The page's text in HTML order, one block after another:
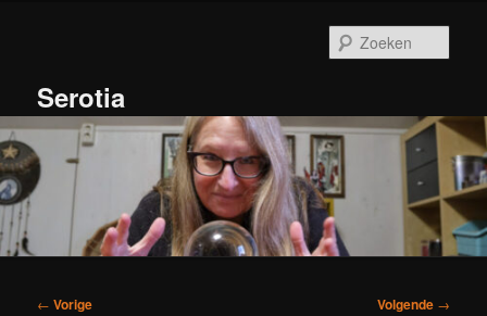
inhoudSerotia
Bericht
← Vorige Volgende →